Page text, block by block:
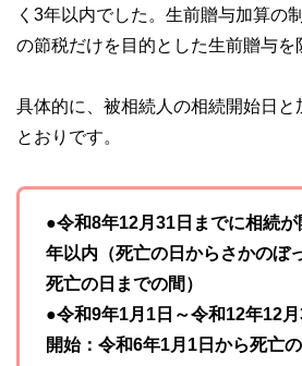
く3年以内でした。生前贈与加算の
の節税だけを目的とした生前贈与を
具体的に、被相続人の相続開始日
とおりです。
●令和8年12月31日までに相続
年以内（死亡の日からさかのぼ
死亡の日までの間）
●令和9年1月1日～令和12年12
開始：令和6年1月1日から死亡